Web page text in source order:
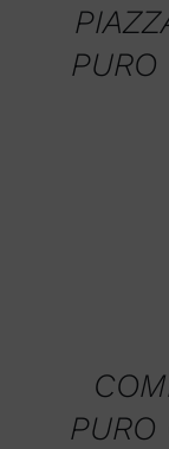
DETTAGLI
PURO